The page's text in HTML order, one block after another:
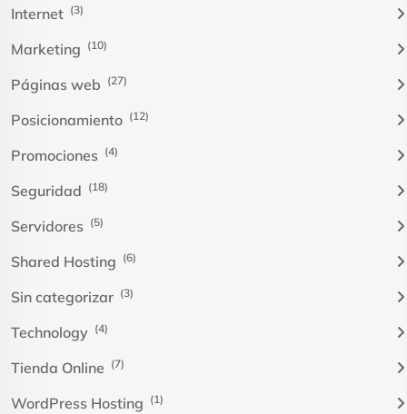
Internet (3)
Marketing (10)
Páginas web (27)
Posicionamiento (12)
Promociones (4)
Seguridad (18)
Servidores (5)
Shared Hosting (6)
Sin categorizar (3)
Technology (4)
Tienda Online (7)
WordPress Hosting (1)